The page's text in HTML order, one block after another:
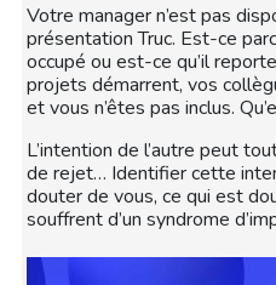
Votre manager n’est pas
présentation Truc. Est-ce
occupé ou est-ce qu’il
projets démarrent, vos
et vous n’êtes pas inclus.
L’intention de l’autre peut
de rejet… Identifier cette
douter de vous, ce qui est
souffrent d’un syndrome